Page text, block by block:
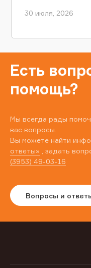
30 июля, 2026
Есть
помощь?
Мы всегда рады
вас вопросы.
Вы можете найти
ответы» , задать
(3953) 49-03-16
Вопросы и